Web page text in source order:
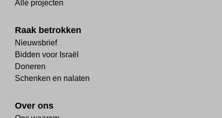
Alle projecten
Raak betrokken
Nieuwsbrief
Bidden voor Israël
Doneren
Schenken en nalaten
Over ons